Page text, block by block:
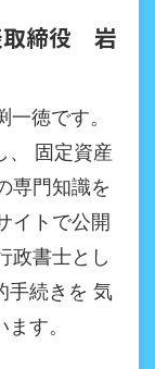
取締役 岩
徳です。
、 固定資産
専門知識を
イトで公開
政書士とし
手続きを 気
す。